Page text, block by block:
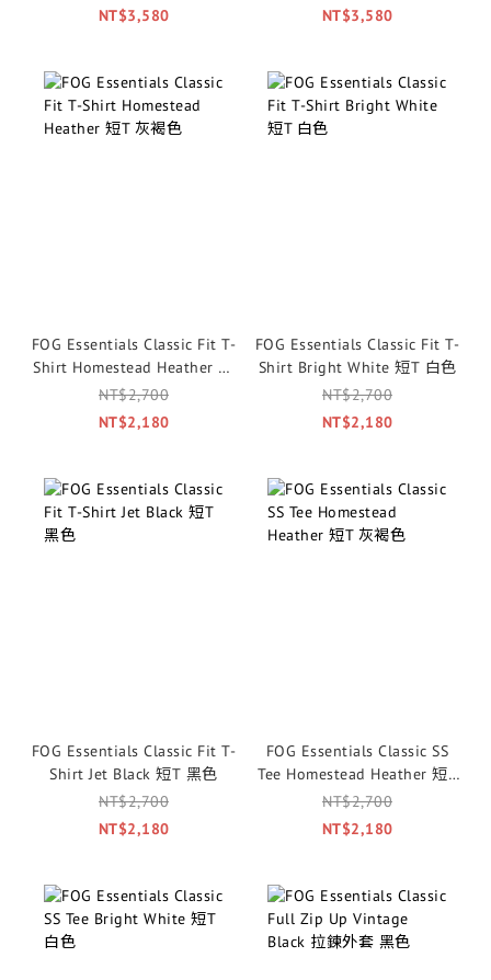
NT$3,580
NT$3,580
FOG Essentials Classic Fit T-
Shirt Homestead Heather 短
T 灰褐色
NT$2,700
NT$2,180
FOG Essentials Classic Fit T-
Shirt Bright White 短T 白色
NT$2,700
NT$2,180
FOG Essentials Classic Fit T-
Shirt Jet Black 短T 黑色
NT$2,700
NT$2,180
FOG Essentials Classic SS
Tee Homestead Heather 短T
灰褐色
NT$2,700
NT$2,180